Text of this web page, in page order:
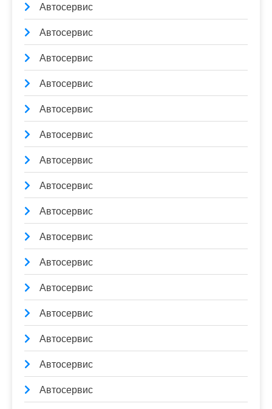
Автосервис
Автосервис
Автосервис
Автосервис
Автосервис
Автосервис
Автосервис
Автосервис
Автосервис
Автосервис
Автосервис
Автосервис
Автосервис
Автосервис
Автосервис
Автосервис